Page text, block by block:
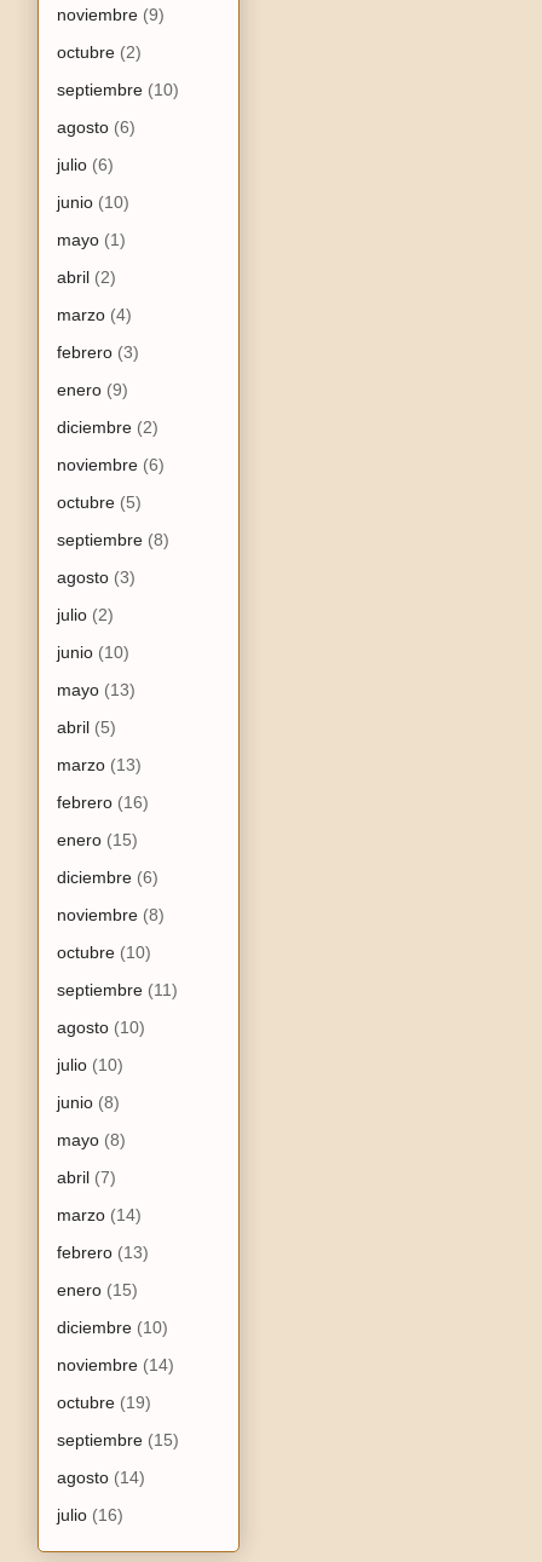
noviembre (9)
octubre (2)
septiembre (10)
agosto (6)
julio (6)
junio (10)
mayo (1)
abril (2)
marzo (4)
febrero (3)
enero (9)
diciembre (2)
noviembre (6)
octubre (5)
septiembre (8)
agosto (3)
julio (2)
junio (10)
mayo (13)
abril (5)
marzo (13)
febrero (16)
enero (15)
diciembre (6)
noviembre (8)
octubre (10)
septiembre (11)
agosto (10)
julio (10)
junio (8)
mayo (8)
abril (7)
marzo (14)
febrero (13)
enero (15)
diciembre (10)
noviembre (14)
octubre (19)
septiembre (15)
agosto (14)
julio (16)